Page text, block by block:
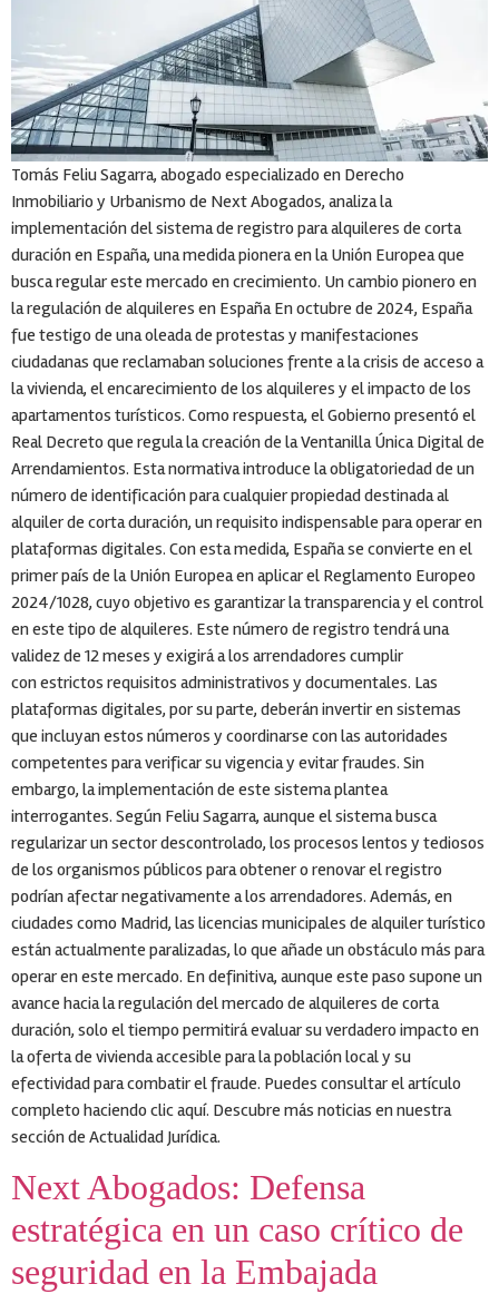
Tomás Feliu Sagarra, abogado especializado en Derecho
Inmobiliario y Urbanismo de Next Abogados, analiza la
implementación del sistema de registro para alquileres de corta
duración en España, una medida pionera en la Unión Europea que
busca regular este mercado en crecimiento. Un cambio pionero en
la regulación de alquileres en España En octubre de 2024, España
fue testigo de una oleada de protestas y manifestaciones
ciudadanas que reclamaban soluciones frente a la crisis de acceso a
la vivienda, el encarecimiento de los alquileres y el impacto de los
apartamentos turísticos. Como respuesta, el Gobierno presentó el
Real Decreto que regula la creación de la Ventanilla Única Digital de
Arrendamientos. Esta normativa introduce la obligatoriedad de un
número de identificación para cualquier propiedad destinada al
alquiler de corta duración, un requisito indispensable para operar en
plataformas digitales. Con esta medida, España se convierte en el
primer país de la Unión Europea en aplicar el Reglamento Europeo
2024/1028, cuyo objetivo es garantizar la transparencia y el control
en este tipo de alquileres. Este número de registro tendrá una
validez de 12 meses y exigirá a los arrendadores cumplir
con estrictos requisitos administrativos y documentales. Las
plataformas digitales, por su parte, deberán invertir en sistemas
que incluyan estos números y coordinarse con las autoridades
competentes para verificar su vigencia y evitar fraudes. Sin
embargo, la implementación de este sistema plantea
interrogantes. Según Feliu Sagarra, aunque el sistema busca
regularizar un sector descontrolado, los procesos lentos y tediosos
de los organismos públicos para obtener o renovar el registro
podrían afectar negativamente a los arrendadores. Además, en
ciudades como Madrid, las licencias municipales de alquiler turístico
están actualmente paralizadas, lo que añade un obstáculo más para
operar en este mercado. En definitiva, aunque este paso supone un
avance hacia la regulación del mercado de alquileres de corta
duración, solo el tiempo permitirá evaluar su verdadero impacto en
la oferta de vivienda accesible para la población local y su
efectividad para combatir el fraude. Puedes consultar el artículo
completo haciendo clic aquí. Descubre más noticias en nuestra
sección de Actualidad Jurídica.
Next Abogados: Defensa
estratégica en un caso crítico de
seguridad en la Embajada